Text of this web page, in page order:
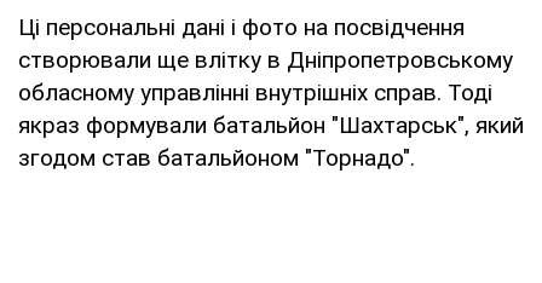
Ці персональні дані і фото на посвідчення
створювали ще влітку в Дніпропетровському
обласному управлінні внутрішніх справ. Тоді
якраз формували батальйон "Шахтарськ", який
згодом став батальйоном "Торнадо".